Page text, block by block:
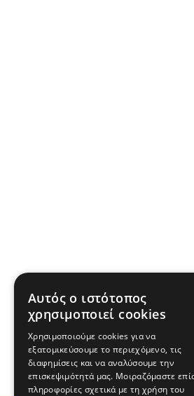
Αυτός ο ιστότοπος
χρησιμοποιεί cookies
Χρησιμοποιούμε cookies για να
εξατομικεύσουμε το περιεχόμενο, τις
διαφημίσεις και να αναλύσουμε την
επισκεψιμότητά μας. Μοιραζόμαστε
πληροφορίες σχετικά με τη χρήση του